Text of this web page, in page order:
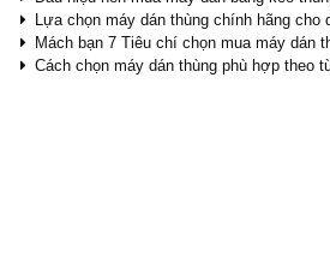
Lựa chọn máy dán thùng chính hãng cho
Mách bạn 7 Tiêu chí chọn mua máy dán
Cách chọn máy dán thùng phù hợp theo